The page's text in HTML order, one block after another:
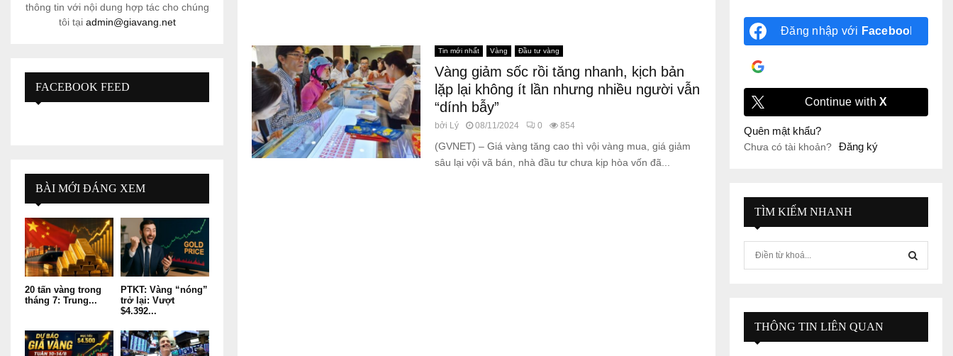
Tin mới nhất Vàng Đầu tư vàng
Vàng giảm sốc rồi tăng nhanh, kịch bản
lặp lại không ít lần nhưng nhiều người vẫn
“dính bẫy”
bởi Lý 08/11/2024 0 854
(GVNET) – Giá vàng tăng cao thì vội vàng mua, giá giảm
sâu lại vội vã bán, nhà đầu tư chưa kịp hòa vốn đã...
thông tin với nội dung hợp tác cho chúng
tôi tại admin@giavang.net
FACEBOOK FEED
BÀI MỚI ĐÁNG XEM
20 tấn vàng trong
tháng 7: Trung...
PTKT: Vàng “nóng”
trở lại: Vượt
$4.392...
Đăng nhập với Facebook
Continue withX
Quên mật khẩu?
Chưa có tài khoản? Đăng ký
TÌM KIẾM NHANH
E
A
THÔNG TIN LIÊN QUAN